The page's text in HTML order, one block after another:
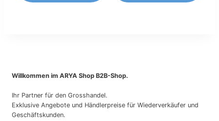
auf.
Optionen
können
auf.
Optionen
Willkommen im ARYA Shop B2B-Shop.
Ihr Partner für den Grosshandel.
Exklusive Angebote und Händlerpreise für Wiederverkäufer und
Geschäftskunden.